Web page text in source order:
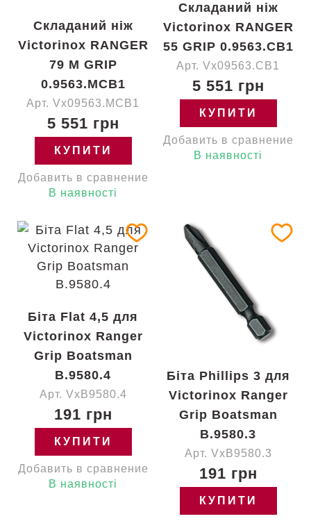
Складаний ніж
Victorinox RANGER
79 M GRIP
0.9563.MCB1
Арт. Vx09563.MCB1
5 551 грн
КУПИТИ
Добавить в сравнение
В наявності
Складаний ніж
Victorinox RANGER
55 GRIP 0.9563.CB1
Арт. Vx09563.CB1
5 551 грн
КУПИТИ
Добавить в сравнение
В наявності
Біта Flat 4,5 для
Victorinox Ranger
Grip Boatsman
B.9580.4
Арт. VxB9580.4
191 грн
КУПИТИ
Добавить в сравнение
В наявності
Біта Phillips 3 для
Victorinox Ranger
Grip Boatsman
B.9580.3
Арт. VxB9580.3
191 грн
КУПИТИ